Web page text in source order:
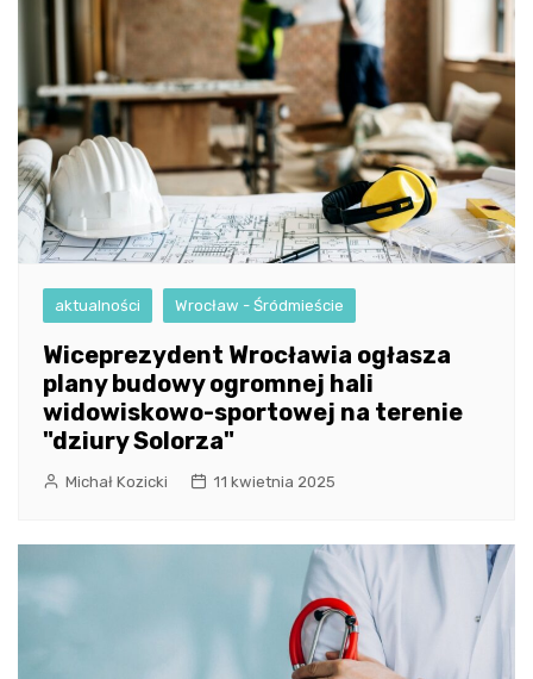
aktualności Wrocław - Śródmieście
Wiceprezydent Wrocławia ogłasza
plany budowy ogromnej hali
widowiskowo-sportowej na terenie
"dziury Solorza"
Michał Kozicki 11 kwietnia 2025